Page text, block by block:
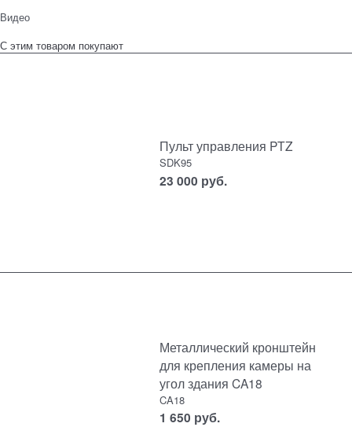
Видео
С этим товаром покупают
Пульт управления PTZ
SDK95
23 000 руб.
Металлический кронштейн
для крепления камеры на
угол здания CA18
CA18
1 650 руб.